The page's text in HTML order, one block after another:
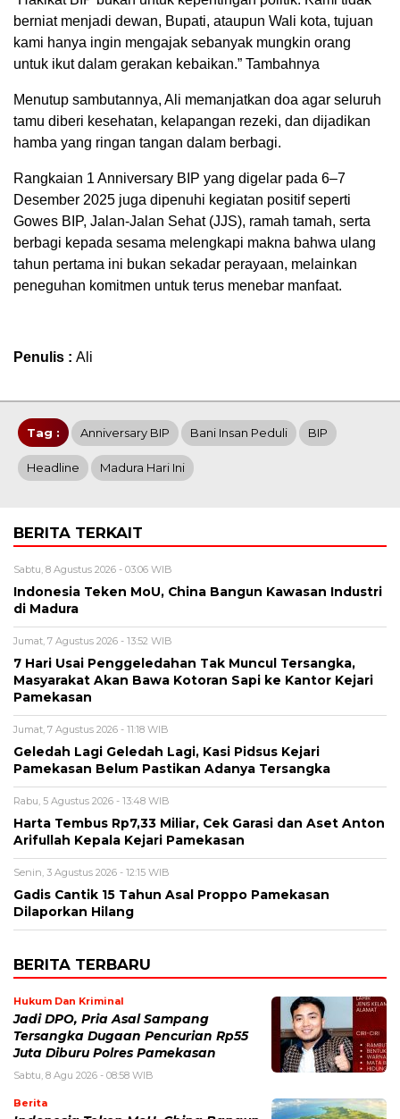
berniat menjadi dewan, Bupati, ataupun Wali kota, tujuan
kami hanya ingin mengajak sebanyak mungkin orang
untuk ikut dalam gerakan kebaikan.” Tambahnya
Menutup sambutannya, Ali memanjatkan doa agar seluruh
tamu diberi kesehatan, kelapangan rezeki, dan dijadikan
hamba yang ringan tangan dalam berbagi.
Rangkaian 1 Anniversary BIP yang digelar pada 6–7
Desember 2025 juga dipenuhi kegiatan positif seperti
Gowes BIP, Jalan-Jalan Sehat (JJS), ramah tamah, serta
berbagi kepada sesama melengkapi makna bahwa ulang
tahun pertama ini bukan sekadar perayaan, melainkan
peneguhan komitmen untuk terus menebar manfaat.
Penulis : Ali
Tag : Anniversary BIP Bani Insan Peduli BIP
Headline Madura Hari Ini
BERITA TERKAIT
Sabtu, 8 Agustus 2026 - 03:06 WIB
Indonesia Teken MoU, China Bangun Kawasan Industri
di Madura
Jumat, 7 Agustus 2026 - 13:52 WIB
7 Hari Usai Penggeledahan Tak Muncul Tersangka,
Masyarakat Akan Bawa Kotoran Sapi ke Kantor Kejari
Pamekasan
Jumat, 7 Agustus 2026 - 11:18 WIB
Geledah Lagi Geledah Lagi, Kasi Pidsus Kejari
Pamekasan Belum Pastikan Adanya Tersangka
Rabu, 5 Agustus 2026 - 13:48 WIB
Harta Tembus Rp7,33 Miliar, Cek Garasi dan Aset Anton
Arifullah Kepala Kejari Pamekasan
Senin, 3 Agustus 2026 - 12:15 WIB
Gadis Cantik 15 Tahun Asal Proppo Pamekasan
Dilaporkan Hilang
BERITA TERBARU
Hukum Dan Kriminal
Jadi DPO, Pria Asal Sampang
Tersangka Dugaan Pencurian Rp55
Juta Diburu Polres Pamekasan
Sabtu, 8 Agu 2026 - 08:58 WIB
Berita